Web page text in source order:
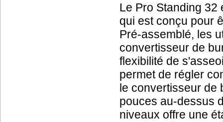
Le Pro Standing
qui est conçu pour
Pré-assemblé, les
convertisseur de
flexibilité de
permet de régler
le convertisseur de
pouces au-dessus
niveaux offre une